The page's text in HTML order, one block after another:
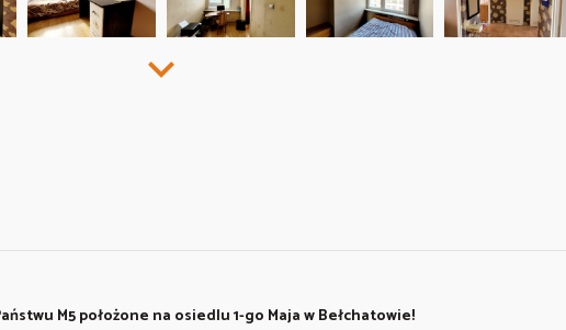
M5 położone na osiedlu 1-go Maja w Bełchatowie!